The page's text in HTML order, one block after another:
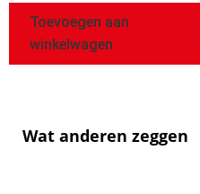
Toevoegen aan
winkelwagen
Wat anderen zeggen